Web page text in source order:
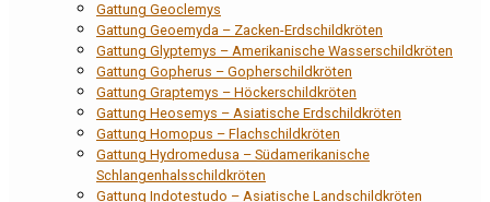
Gattung Geoclemys
Gattung Geoemyda – Zacken-Erdschildkröten
Gattung Glyptemys – Amerikanische Wasserschildkröten
Gattung Gopherus – Gopherschildkröten
Gattung Graptemys – Höckerschildkröten
Gattung Heosemys – Asiatische Erdschildkröten
Gattung Homopus – Flachschildkröten
Gattung Hydromedusa – Südamerikanische
Schlangenhalsschildkröten
Gattung Indotestudo – Asiatische Landschildkröten